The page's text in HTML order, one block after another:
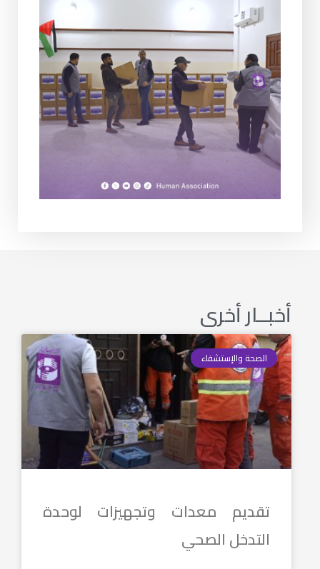
أخبــار أخرى
الصحة والإستشفاء
تقديم معدات وتجهيزات لوحدة
التدخل الصحي